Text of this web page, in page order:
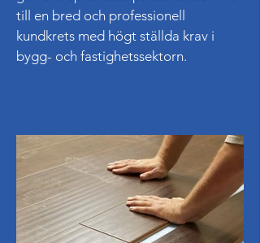
till en bred och professionell
kundkrets med högt ställda krav i
bygg- och fastighetssektorn.